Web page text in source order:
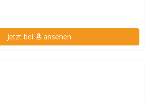
Jetzt bei ansehen